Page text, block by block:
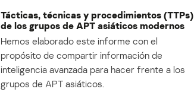
Tácticas, técnicas y procedimientos (TTPs)
de los grupos de APT asiáticos modernos
Hemos elaborado este informe con el
propósito de compartir información de
inteligencia avanzada para hacer frente a los
grupos de APT asiáticos.